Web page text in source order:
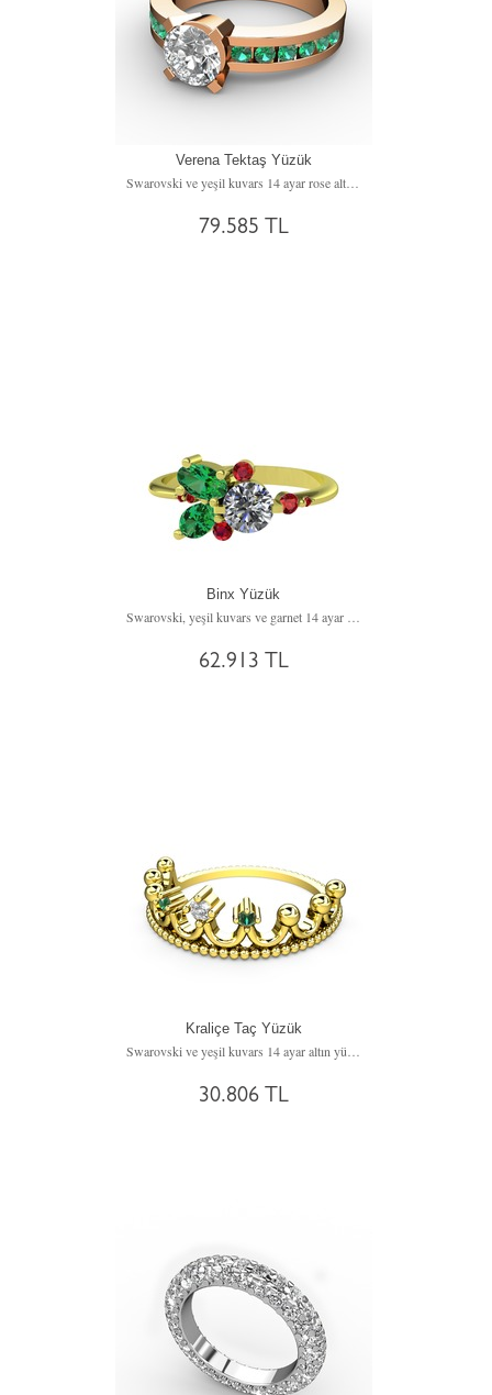
Verena Tektaş Yüzük
Swarovski ve yeşil kuvars 14 ayar rose altın yüzük
79.585 TL
Binx Yüzük
62.913 TL
Kraliçe Taç Yüzük
30.806 TL